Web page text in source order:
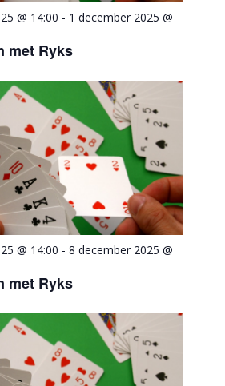
met Ryks
@ 14:00 - 1 december 2025 @
met Ryks
@ 14:00 -8 december 2025 @